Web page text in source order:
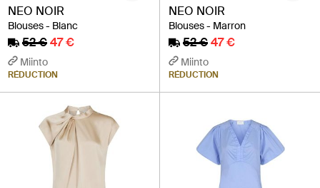
NEO NOIR
Blouses - Blanc
52 €47 €
Miinto
RÉDUCTION
NEO NOIR
Blouses - Marron
52 €47 €
Miinto
RÉDUCTION